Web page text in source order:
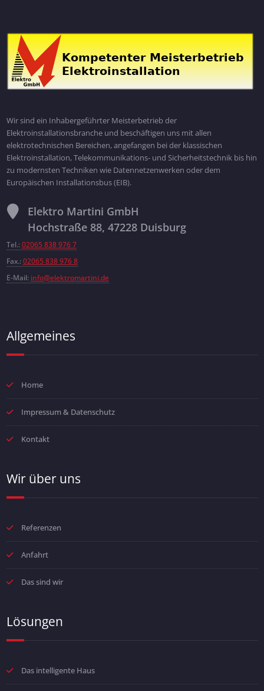
Wir sind ein Inhabergeführter Meisterbetrieb der
Elektroinstallationsbranche und beschäftigen uns mit allen
elektrotechnischen Bereichen, angefangen bei der klassischen
Elektroinstallation, Telekommunikations- und Sicherheitstechnik bis hin
zu modernsten Techniken wie Datennetzenwerken oder dem
Europäischen Installationsbus (EIB).
Elektro Martini GmbH
Hochstraße 88, 47228 Duisburg
Tel.: 02065 838 976 7
Fax.: 02065 838 976 8
E-Mail: info@elektromartini.de
Allgemeines
Home
Impressum & Datenschutz
Kontakt
Wir über uns
Referenzen
Anfahrt
Das sind wir
Lösungen
Das intelligente Haus